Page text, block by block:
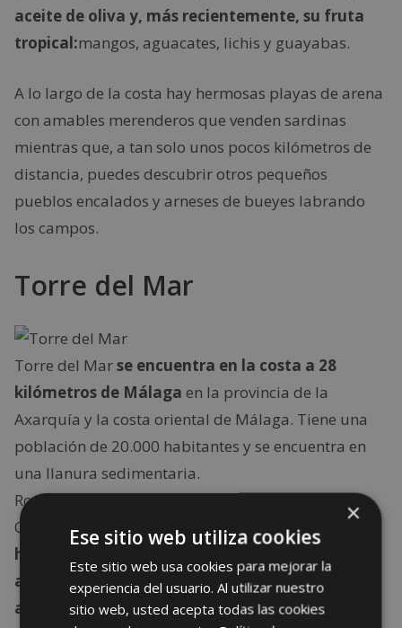
aceite de oliva y, más recientemente, su fruta
tropical:mangos, aguacates, lichis y guayabas.
A lo largo de la costa hay hermosas playas de arena
con amables merenderos que venden sardinas
mientras que, a tan solo unos pocos kilómetros de
distancia, puedes descubrir otros pequeños
pueblos encalados y arneses de bueyes labrando
los campos.
Torre del Mar
Torre del Marse encuentra en la costa a 28
kilómetros de Málaga en la provincia de la
Axarquía y la costa oriental de Málaga. Tiene una
población de 20.000 habitantes y se encuentra en
una llanura sedimentaria.
Rodeado de campos de cultivos, en la ruta de la
Costa de Sol, tradicionalmente
la caña de azúcar
ha sido su principal cultivo, pero cada vez más
agricultores se dedican a cultivar mangos,
aguacate, kiwis y lechuga.
×
Ese sitio web utiliza cookies
Este sitio web usa cookies para mejorar la
experiencia del usuario. Al utilizar nuestro
sitio web, usted acepta todas las cookies